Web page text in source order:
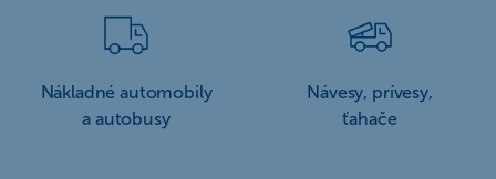
Nákladné automobily
a autobusy
Návesy, prívesy,
ťahače